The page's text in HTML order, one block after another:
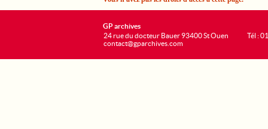
GP archives
24 rue du docteur Bauer 93400 St Ouen
contact@gparchives.com
Tél :